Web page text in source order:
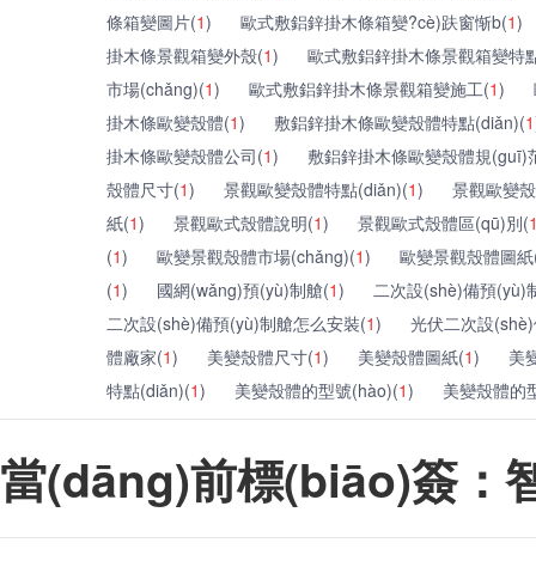
條箱變圖片(1) 歐式敷鋁鋅掛木條箱變?cè)趺窗惭b(1)
掛木條景觀箱變外殼(1)
歐式敷鋁鋅掛木條景觀箱變特
市場(chǎng)(1) 歐式敷鋁鋅掛木條景觀箱變施工(1)
掛木條歐變殼體(1) 敷鋁鋅掛木條歐變殼體特點(diǎn)(1
掛木條歐變殼體公司(1)
敷鋁鋅掛木條歐變殼體規(guī)
殼體尺寸(1) 景觀歐變殼體特點(diǎn)(1)
景觀歐變
紙(1) 景觀歐式殼體說明(1) 景觀歐式殼體區(qū)別(
(1) 歐變景觀殼體市場(chǎng)(1)
歐變景觀殼體圖
(1) 國網(wǎng)預(yù)制艙(1)
二次設(shè)備預(yù)
二次設(shè)備預(yù)制艙怎么安裝(1)
光伏二次設
體廠家(1) 美變殼體尺寸(1) 美變殼體圖紙(1)
美
特點(diǎn)(1) 美變殼體的型號(hào)(1) 美變殼體的
當(dāng)前標(biāo)簽：